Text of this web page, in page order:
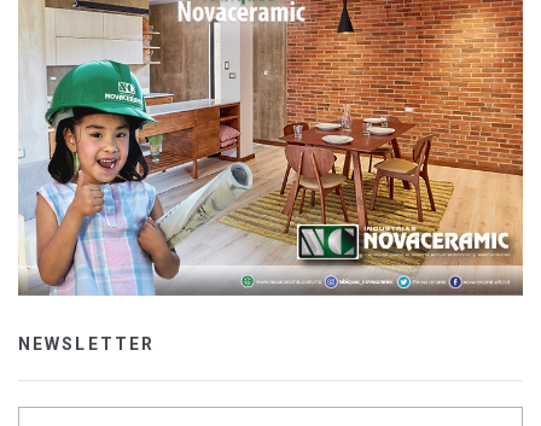
NEWSLETTER